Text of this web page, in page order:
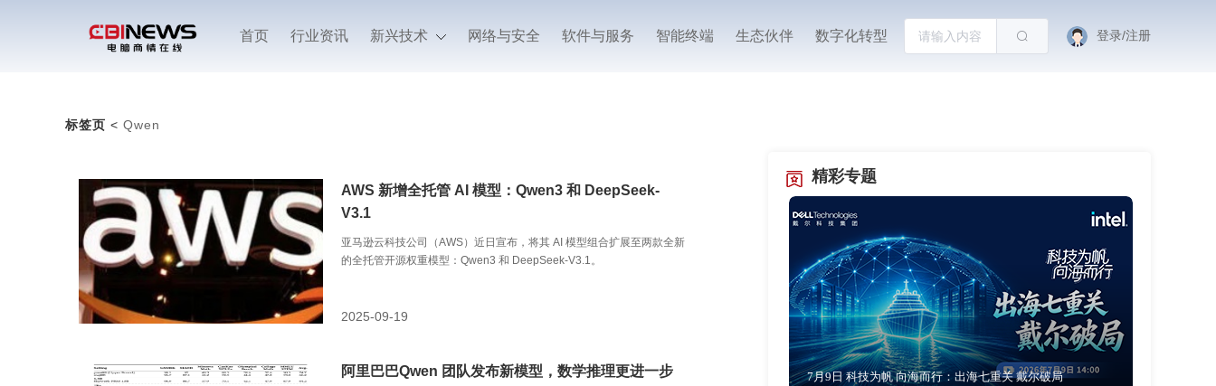
首页 行业资讯 新兴技术 网络与安全 软件与服务 智能终端 生态伙伴 数字化转型 登录/注册
标签页 < Qwen
AWS 新增全托管 AI 模型：Qwen3 和 DeepSeek-
V3.1
亚马逊云科技公司（AWS）近日宣布，将其 AI 模型组合扩展至两款全新
的全托管开源权重模型：Qwen3 和 DeepSeek-V3.1。
2025-09-19
阿里巴巴Qwen 团队发布新模型，数学推理更进一步
精彩专题
7月9日 科技为帆 向海而行：出海七重关 戴尔破局